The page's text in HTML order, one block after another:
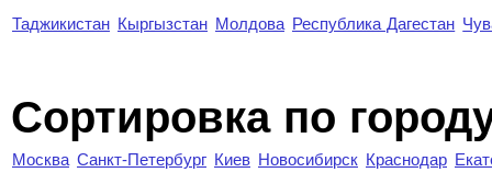
Таджикистан Кыргызстан Молдова Республика Дагестан
Cортировка по
Москва Санкт-Петербург Киев Новосибирск Краснодар